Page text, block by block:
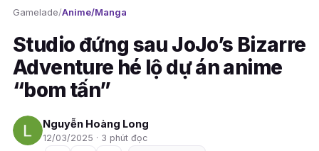
Gamelade/Anime/Manga
Studio đứng sau JoJo’s Bizarre
Adventure hé lộ dự án anime
“bom tấn”
Nguyễn Hoàng Long
12/03/2025 · 3 phút đọc